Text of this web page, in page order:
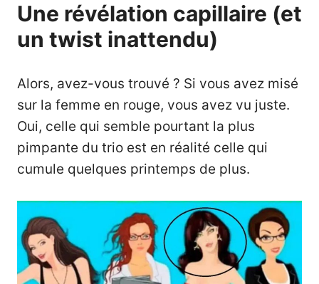
Une révélation capillaire (et
un twist inattendu)
Alors, avez-vous trouvé ? Si vous avez misé
sur la femme en rouge, vous avez vu juste.
Oui, celle qui semble pourtant la plus
pimpante du trio est en réalité celle qui
cumule quelques printemps de plus.